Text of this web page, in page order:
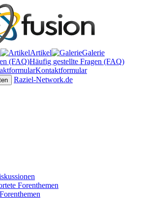
Artikel
Galerie
Häufig gestellte Fragen (FAQ)
Kontaktformular
Raziel-Network.de
Forenthemen